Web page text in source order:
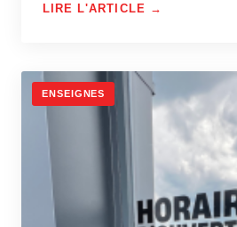
LIRE L'ARTICLE →
ENSEIGNES